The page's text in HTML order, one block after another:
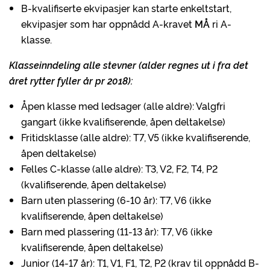
B-kvalifiserte ekvipasjer kan starte enkeltstart,
ekvipasjer som har oppnådd A-kravet MÅ ri A-
klasse.
Klasseinndeling alle stevner(alder regnes ut i fra det
året rytter fyller år pr 2018):
Åpen klasse med ledsager (alle aldre): Valgfri
gangart (ikke kvalifiserende, åpen deltakelse)
Fritidsklasse (alle aldre): T7, V5 (ikke kvalifiserende,
åpen deltakelse)
Felles C-klasse (alle aldre): T3, V2, F2, T4, P2
(kvalifiserende, åpen deltakelse)
Barn uten plassering (6-10 år): T7, V6 (ikke
kvalifiserende, åpen deltakelse)
Barn med plassering (11-13 år): T7, V6 (ikke
kvalifiserende, åpen deltakelse)
Junior (14-17 år): T1, V1, F1, T2, P2 (krav til oppnådd B-